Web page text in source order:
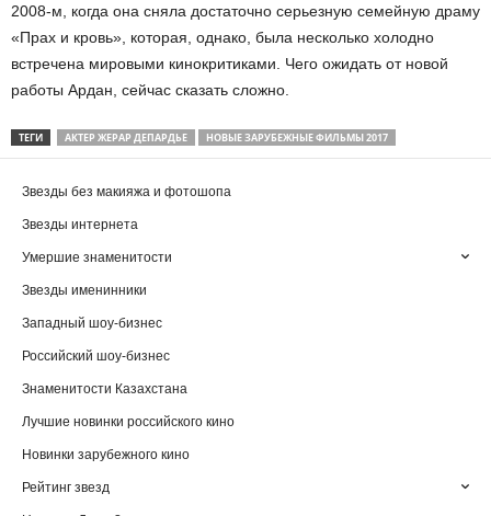
2008-м, когда она сняла достаточно серьезную семейную драму
«Прах и кровь», которая, однако, была несколько холодно
встречена мировыми кинокритиками. Чего ожидать от новой
работы Ардан, сейчас сказать сложно.
ТЕГИ АКТЕР ЖЕРАР ДЕПАРДЬЕ НОВЫЕ ЗАРУБЕЖНЫЕ ФИЛЬМЫ 2017
Звезды без макияжа и фотошопа
Звезды интернета
Умершие знаменитости
Звезды именинники
Западный шоу-бизнес
Российский шоу-бизнес
Знаменитости Казахстана
Лучшие новинки российского кино
Новинки зарубежного кино
Рейтинг звезд